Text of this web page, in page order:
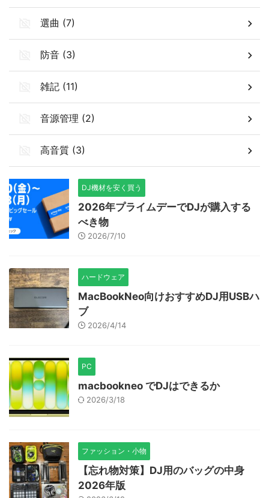
選曲 (7)
防音 (3)
雑記 (11)
音源管理 (2)
高音質 (3)
DJ機材を安く買う
2026年プライムデーでDJが購入する
べき物
2026/7/10
ハードウェア
MacBookNeo向けおすすめDJ用USBハ
ブ
2026/4/14
PC
macbookneo でDJはできるか
2026/3/18
ファッション・小物
【忘れ物対策】DJ用のバッグの中身
2026年版